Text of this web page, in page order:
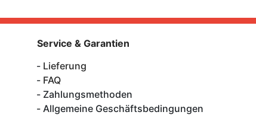
Service & Garantien
Lieferung
FAQ
Zahlungsmethoden
Allgemeine Geschäftsbedingungen